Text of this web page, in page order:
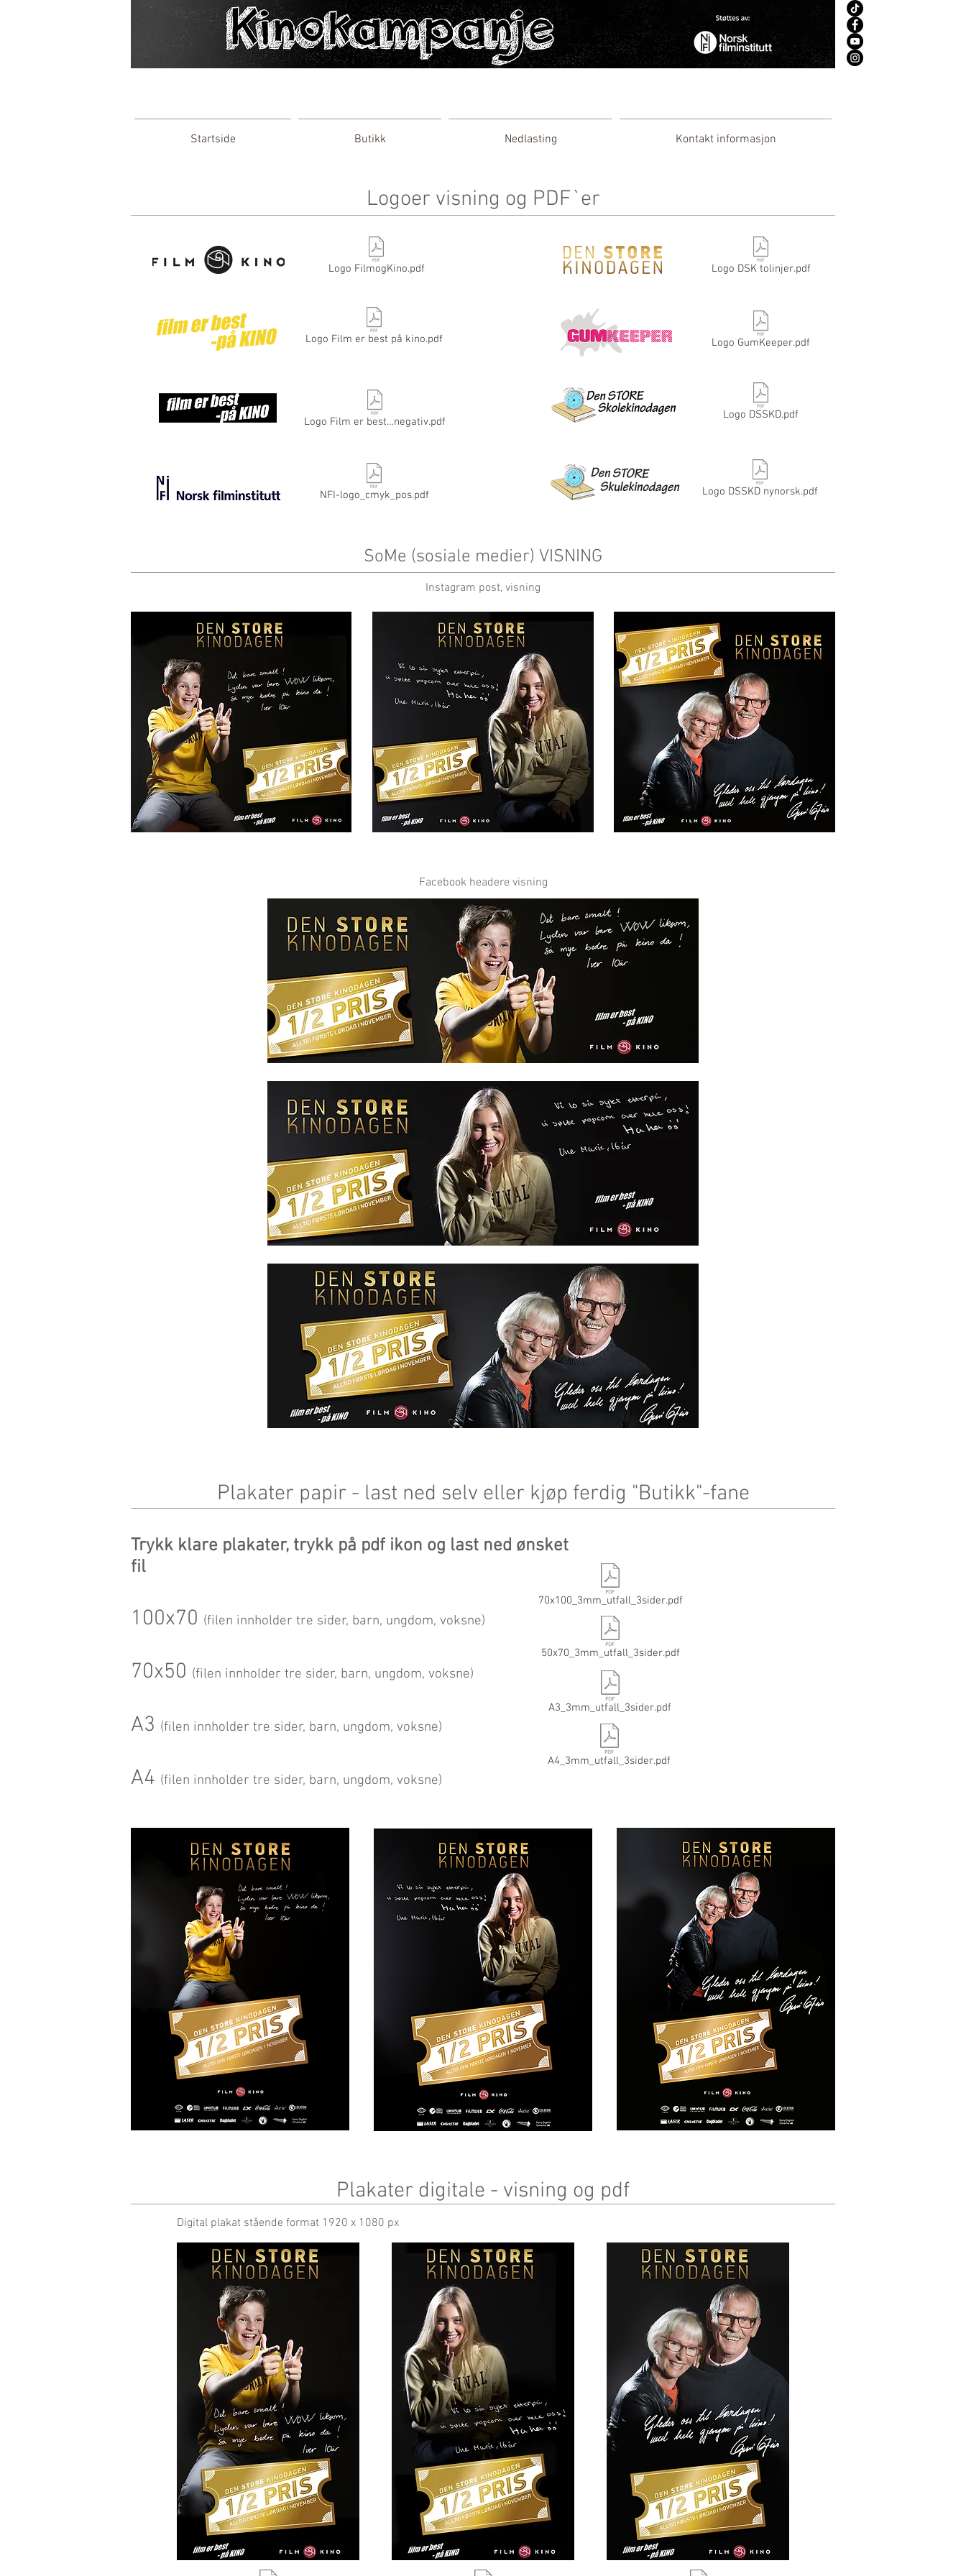
Startside Butikk Nedlasting Kontakt informasjon
Logoer visning og PDF`er
Logo FilmogKino.pdf
Logo Film er best på kino.pdf
Logo Film er best…negativ.pdf
NFI-logo_cmyk_pos.pdf
Logo DSK tolinjer.pdf
Logo GumKeeper.pdf
Logo DSSKD.pdf
Logo DSSKD nynorsk.pdf
SoMe (sosiale medier) VISNING
Instagram post, visning
Facebook headere visning
Plakater papir - last ned selv eller kjøp ferdig "Butikk"-fane
Trykk klare plakater, trykk på pdf ikon og last ned ønsket
fil
100x70 (filen innholder tre sider, barn, ungdom, voksne)
70x50 (filen innholder tre sider, barn, ungdom, voksne)
A3 (filen innholder tre sider, barn, ungdom, voksne)
A4 (filen innholder tre sider, barn, ungdom, voksne)
70x100_3mm_utfall_3sider.pdf
50x70_3mm_utfall_3sider.pdf
A3_3mm_utfall_3sider.pdf
A4_3mm_utfall_3sider.pdf
Plakater digitale - visning og pdf
Digital plakat stående format 1920 x 1080 px